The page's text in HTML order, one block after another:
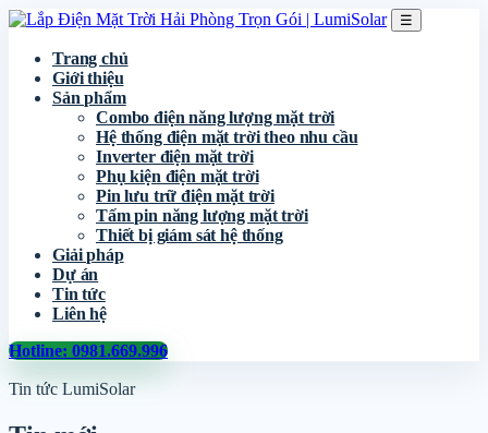
☰
Trang chủ
Giới thiệu
Sản phẩm
Combo điện năng lượng mặt trời
Hệ thống điện mặt trời theo nhu cầu
Inverter điện mặt trời
Phụ kiện điện mặt trời
Pin lưu trữ điện mặt trời
Tấm pin năng lượng mặt trời
Thiết bị giám sát hệ thống
Giải pháp
Dự án
Tin tức
Liên hệ
Hotline: 0981.669.996
Tin tức LumiSolar